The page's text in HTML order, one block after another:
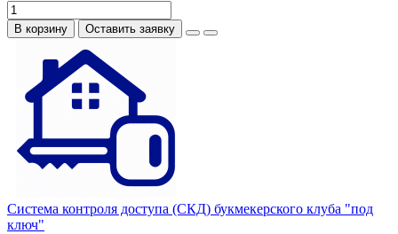
В корзину Оставить заявку
Система контроля доступа (СКД) букмекерского клуба "под
ключ"